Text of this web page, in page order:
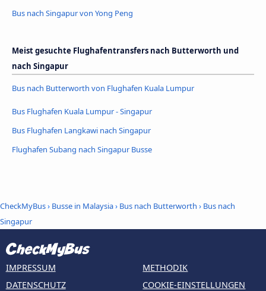
Bus nach Singapur von Yong Peng
Meist gesuchte Flughafentransfers nach Butterworth und
nach Singapur
Bus nach Butterworth von Flughafen Kuala Lumpur
Bus Flughafen Kuala Lumpur - Singapur
Bus Flughafen Langkawi nach Singapur
Flughafen Subang nach Singapur Busse
CheckMyBus› Busse in Malaysia› Bus nach Butterworth › Bus nach
Singapur
IMPRESSUM
DATENSCHUTZ
METHODIK
COOKIE-EINSTELLUNGEN